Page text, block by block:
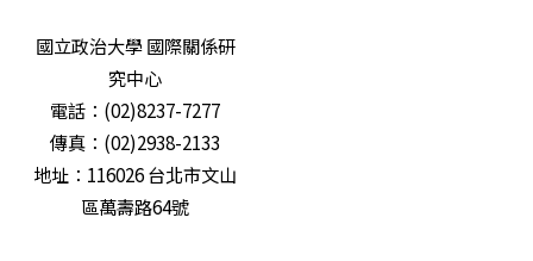
國立政治大學 國際關係研
究中心
電話：(02)8237-7277
傳真：(02)2938-2133
地址：116026 台北市文山
區萬壽路64號